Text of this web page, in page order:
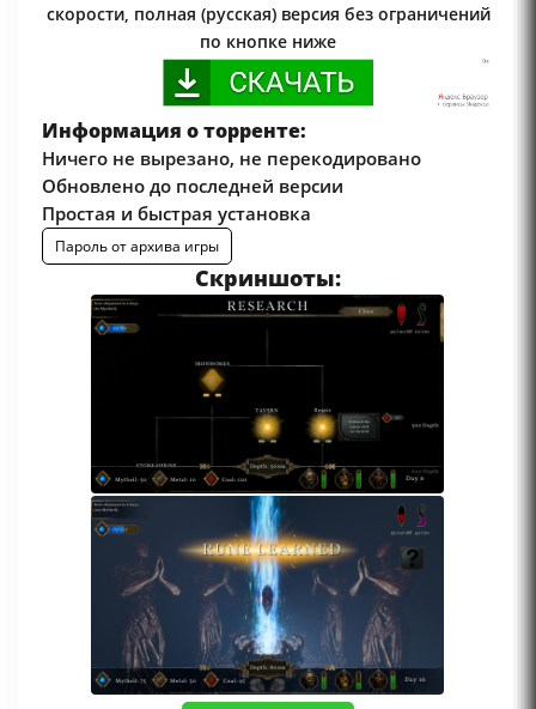
скорости, полная (русская) версия без ограничений
по кнопке ниже
Информация о торренте:
Ничего не вырезано, не перекодировано
Обновлено до последней версии
Простая и быстрая установка
Пароль от архива игры
Скриншоты: